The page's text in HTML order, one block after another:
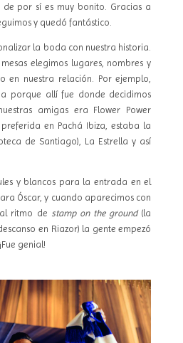
por sí es muy bonito. Gracias a
y quedó fantástico.
la boda con nuestra historia.
elegimos lugares, nombres y
en nuestra relación. Por ejemplo,
porque allí fue donde decidimos
amigas era Flower Power
en Pachá Ibiza, estaba la
de Santiago), La Estrella y así
y blancos para la entrada en el
Óscar, y cuando aparecimos con
ritmo de stamp on the ground(la
en Riazor) la gente empezó
genial!